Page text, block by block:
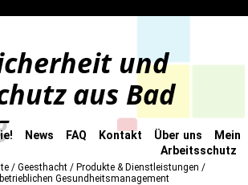
und
aus Bad
News FAQ Kontakt Über uns
Mein
Arbeitsschutz
Geesthacht
Produkte & Dienstleistungen
Gesundheitsmanagement